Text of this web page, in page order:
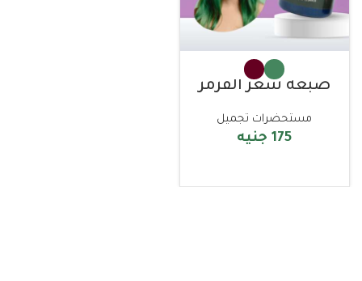
صبغه شعر القرمز
مستحضرات تجميل
175 جنيه